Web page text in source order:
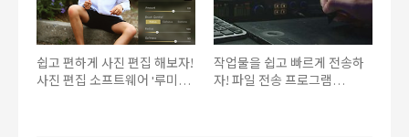
쉽고 편하게 사진 편집 해보자!
사진 편집 소프트웨어 '루미나
작업물을 쉽고 빠르게 전송하
자! 파일 전송 프로그램